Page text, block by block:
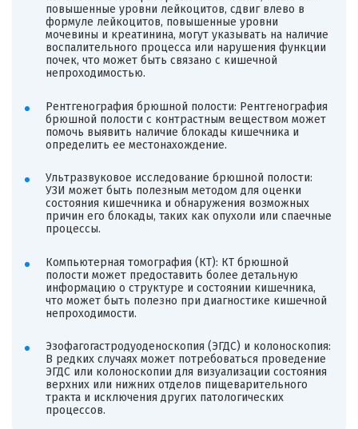
повышенные уровни лейкоцитов, сдвиг влево в
формуле лейкоцитов, повышенные уровни
мочевины и креатинина, могут указывать на наличие
воспалительного процесса или нарушения функции
почек, что может быть связано с кишечной
непроходимостью.
Рентгенография брюшной полости: Рентгенография
брюшной полости с контрастным веществом может
помочь выявить наличие блокады кишечника и
определить ее местонахождение.
Ультразвуковое исследование брюшной полости:
УЗИ может быть полезным методом для оценки
состояния кишечника и обнаружения возможных
причин его блокады, таких как опухоли или спаечные
процессы.
Компьютерная томография (КТ): КТ брюшной
полости может предоставить более детальную
информацию о структуре и состоянии кишечника,
что может быть полезно при диагностике кишечной
непроходимости.
Эзофагогастродуоденоскопия (ЭГДС) и колоноскопия:
В редких случаях может потребоваться проведение
ЭГДС или колоноскопии для визуализации состояния
верхних или нижних отделов пищеварительного
тракта и исключения других патологических
процессов.